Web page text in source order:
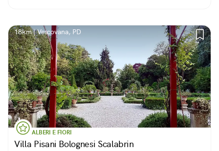
18km | Vescovana, PD
ALBERI E FIORI
Villa Pisani Bolognesi Scalabrin